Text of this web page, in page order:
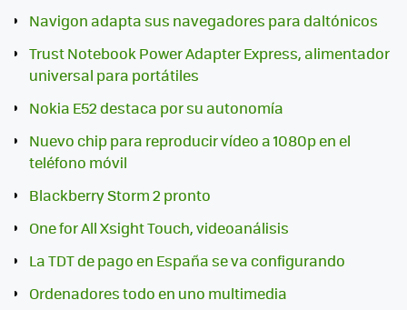
Navigon adapta sus navegadores para daltónicos
Trust Notebook Power Adapter Express, alimentador
universal para portátiles
Nokia E52 destaca por su autonomía
Nuevo chip para reproducir vídeo a 1080p en el
teléfono móvil
Blackberry Storm 2 pronto
One for All Xsight Touch, videoanálisis
La TDT de pago en España se va configurando
Ordenadores todo en uno multimedia